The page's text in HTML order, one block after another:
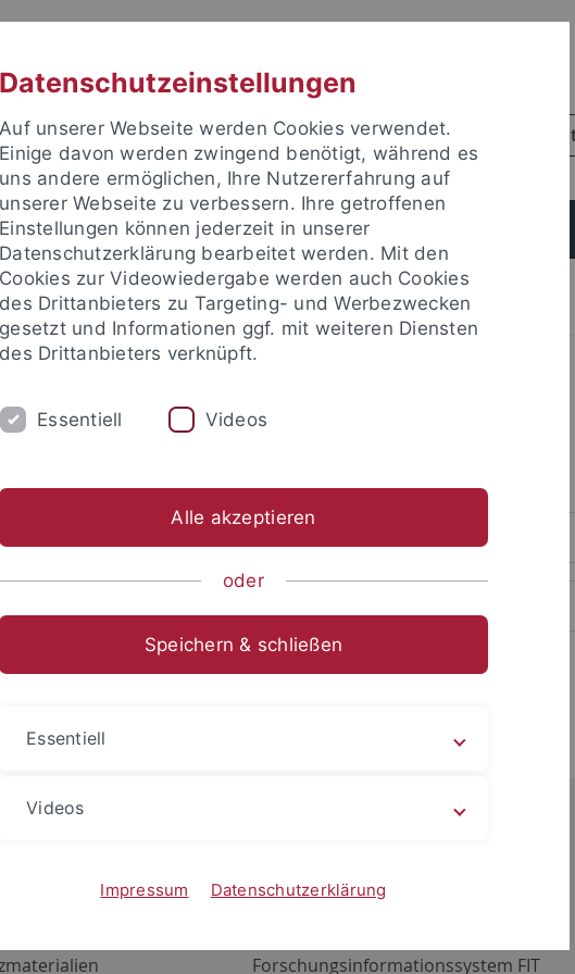
FORSCHUNG EINRICHTUNGEN
um sich anzumelden:
Netzwerk
ALMA
Forschungsinformationssystem FIT
Datenschutzeinstellungen
Auf unserer Webseite werden Cookies verwendet.
Einige davon werden zwingend benötigt, während es
uns andere ermöglichen, Ihre Nutzererfahrung auf
unserer Webseite zu verbessern. Ihre getroffenen
Einstellungen können jederzeit in unserer
Datenschutzerklärung bearbeitet werden. Mit den
Cookies zur Videowiedergabe werden auch Cookies
des Drittanbieters zu Targeting- und Werbezwecken
gesetzt und Informationen ggf. mit weiteren Diensten
des Drittanbieters verknüpft.
Essentiell Videos
Alle akzeptieren
oder
Speichern & schließen
Essentiell
Videos
Impressum Datenschutzerklärung